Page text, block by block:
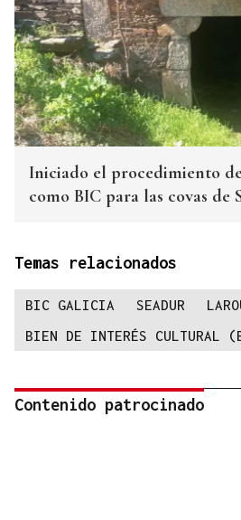
Iniciado el procedimiento
como BIC para las covas de
Temas relacionados
BIC GALICIA SEADUR
BIEN DE INTERÉS CULTURAL
Contenido patrocinado